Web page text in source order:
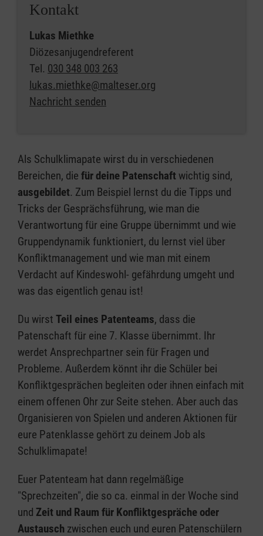
Kontakt
Lukas Miethke
Diözesanjugendreferent
Tel. 030 348 003 263
lukas.miethke@malteser.org
Nachricht senden
Als Schulklimapate wirst du in verschiedenen
Bereichen, die für deine Patenschaftwichtig sind,
ausgebildet. Zum Beispiel lernst du die Tipps und
Tricks der Gesprächsführung, wie man die
Verantwortung für eine Gruppe übernimmt und wie
Gruppendynamik funktioniert, du lernst viel über
Konfliktmanagement und wie man mit einem
Verdacht auf Kindeswohl- gefährdung umgeht und
was das eigentlich genau ist!
Du wirst Teil eines Patenteams, dass die
Patenschaft für eine 7. Klasse übernimmt. Ihr
werdet Ansprechpartner sein für Fragen und
Probleme. Außerdem könnt ihr die Schüler bei
Konfliktgesprächen begleiten oder ihnen einfach mit
einem offenen Ohr zur Seite stehen. Aber auch das
Organisieren von Spielen und anderen Aktionen für
eure Patenklasse gehört zu deinem Job als
Schulklimapate!
Euer Patenteam hat dann regelmäßige
"Sprechzeiten", die so ca. einmal in der Woche sind
und Zeit und Raum für Konfliktgespräche oder
Austausch zwischen euch und euren Patenschülern